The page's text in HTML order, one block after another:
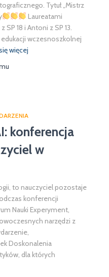
Tytuł „Mistrz
Laureatami
SP 18 i Antoni z SP 13.
wczesnoszkolnej
więcej
konferencja
w
to nauczyciel pozostaje
konferencji
Nauki Experyment,
narzędzi z
Doskonalenia
dla których